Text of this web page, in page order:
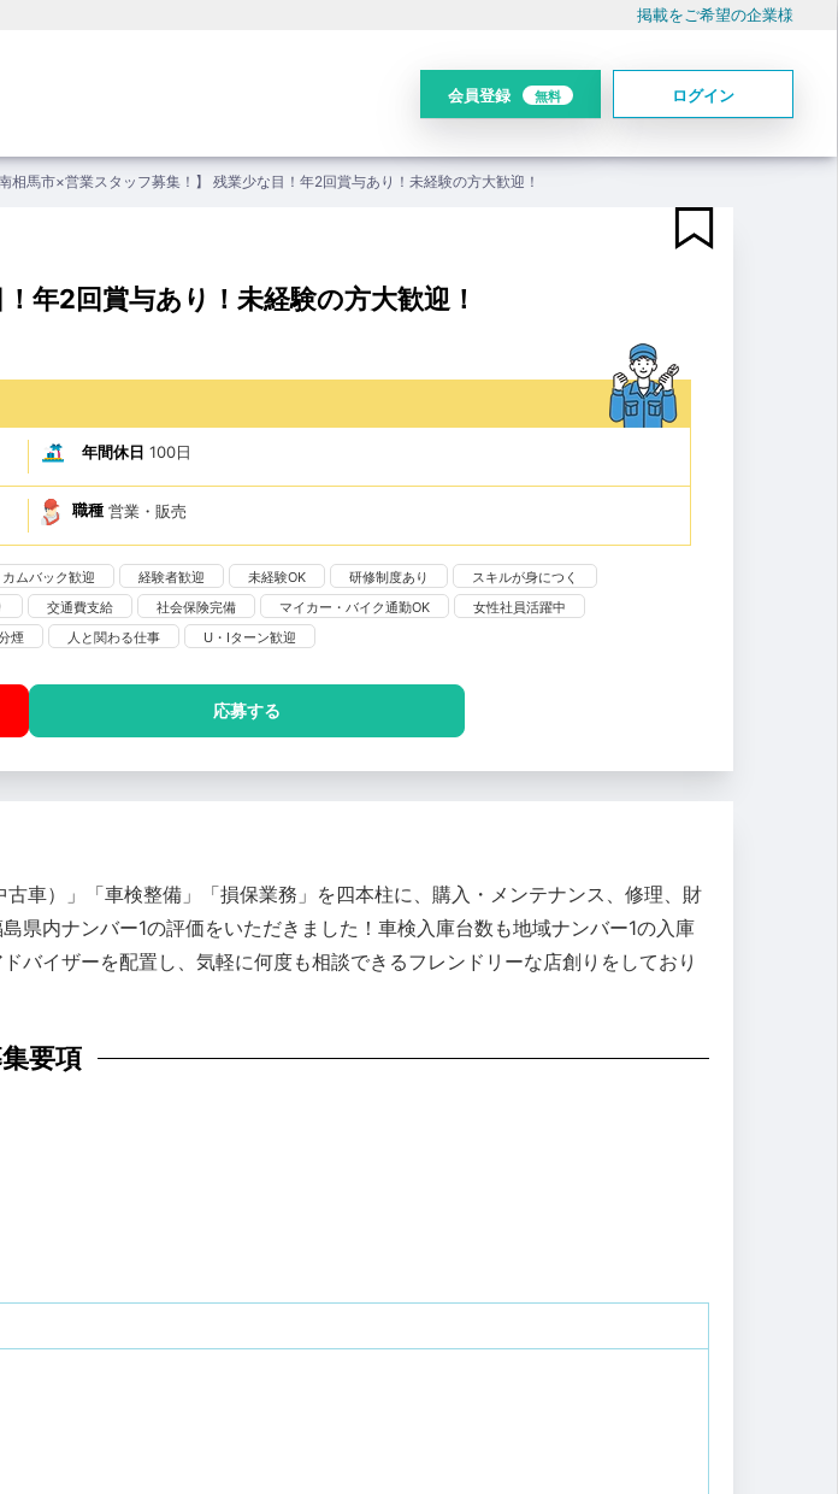
掲載をご希望の企業様
会員登録 無料 ログイン
南相馬市×営業スタッフ募集！】 残業少な目！年2回賞与あり！未経験の方大歓迎！
年2回賞与あり！未経験の方大歓迎！
年間休日 100日
職種 営業・販売
カムバック歓迎 経験者歓迎 未経験OK 研修制度あり
スキルが身につく
交通費支給 社会保険完備 マイカー・バイク通勤OK
女性社員活躍中
煙 人と関わる仕事 U・Iターン歓迎
応募する
車）」「車検整備」「損保業務」を四本柱に、購入・メンテナンス、修理、財
県内ナンバー1の評価をいただきました！車検入庫台数も地域ナンバー1の入庫
バイザーを配置し、気軽に何度も相談できるフレンドリーな店創りをしており
要項